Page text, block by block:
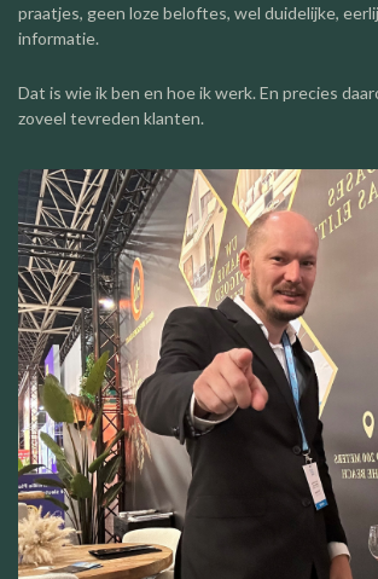
praatjes, geen loze beloftes, wel duidelijke,
informatie.
Dat is wie ik ben en hoe ik werk. En precies
zoveel tevreden klanten.